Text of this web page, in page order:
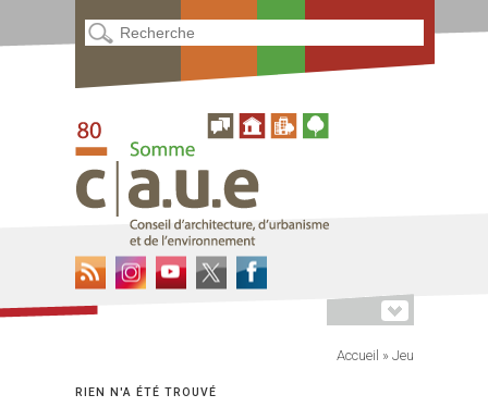
Accueil » Jeu
RIEN N'A ÉTÉ TROUVÉ